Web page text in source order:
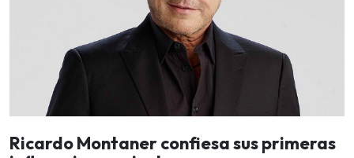
Ricardo Montaner confiesa sus primeras